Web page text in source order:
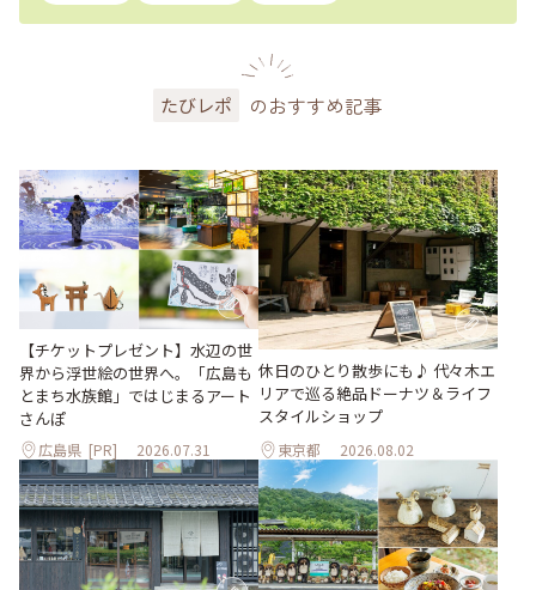
たびレポ のおすすめ記事
【チケットプレゼント】水辺の世
界から浮世絵の世界へ。「広島も
とまち水族館」ではじまるアート
さんぽ
広島県 [PR] 2026.07.31
休日のひとり散歩にも♪ 代々木エ
リアで巡る絶品ドーナツ＆ライフ
スタイルショップ
東京都 2026.08.02